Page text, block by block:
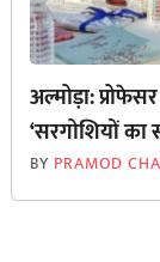
अल्मोड़ा:
‘सरगोशियों का
BY PRAMOD